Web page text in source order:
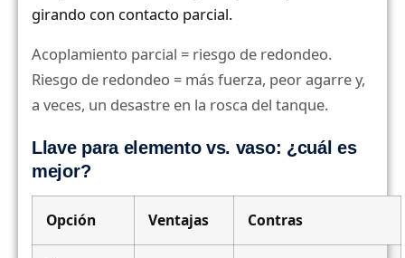
girando con contacto parcial.
Acoplamiento parcial = riesgo de redondeo.
Riesgo de redondeo = más fuerza, peor agarre y,
a veces, un desastre en la rosca del tanque.
Llave para elemento vs. vaso: ¿cuál es
mejor?
Opción Ventajas Contras